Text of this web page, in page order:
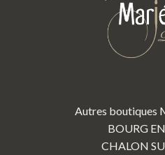
Autres boutiques
BOURG
CHALON